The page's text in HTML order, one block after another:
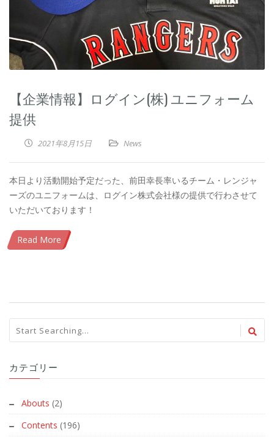
【企業情報】ログイン(株) ユニフォーム
提供
2021年8月15日 News
本日より活動開始予定だった、前田幸長率いるチーム・レンジャ
ーズのユニフォームは、ログイン株式会社様の提供で行わさせて
いただいております！
Read More
カテゴリー
Abouts (2)
Contents (196)